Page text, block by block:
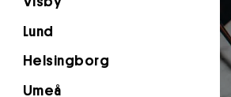
Lund
Helsingborg
Umeå